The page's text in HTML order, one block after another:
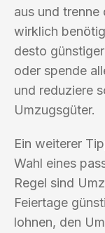
aus und
wirklich
desto
oder spende
und reduziere
Umzugsgüter.
Ein weiterer
Wahl eines
Regel sind
Feiertage
lohnen, den